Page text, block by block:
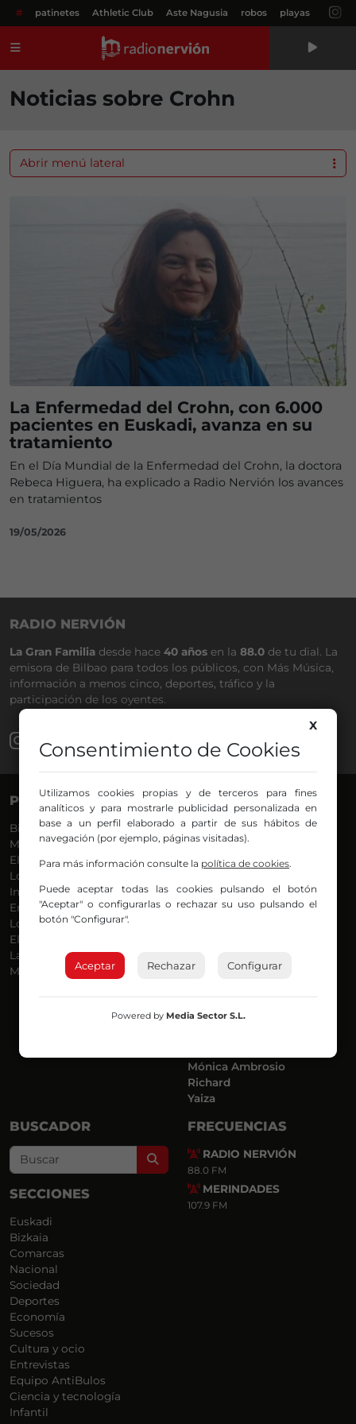
# patinetes Athletic Club Aste Nagusia robos playas
Noticias sobre Crohn
La Enfermedad del Crohn, con 6.000
pacientes en Euskadi, avanza en su
tratamiento
En el Día Mundial de la Enfermedad del Crohn, la doctora
Rebeca Higuera, ha explicado a Radio Nervión los avances
en tratamientos
19/05/2026
Abrir menú lateral
RADIO NERVIÓN
La Gran Familia desde hace 40 años en la 88.0 de tu dial. La
emisora de Bilbao para todos los públicos, con Más Música,
información a menos cinco, deportes, tráfico y la
participación de los oyentes.
PROGRAMAS
Bilbosport
Más Música
El Madrugador
Lo Más Nuevo
Informativos
En Ruta
Locos por la Música
El Supermadrugador
La Mañana de Radio Nervión
Más Madrugada
VOCES
Agurtzane
Belén Ollero
Dani
Eva Argote
Endika
Jon
Luis Carlos
Mónica Ambrosio
Richard
Yaiza
BUSCADOR
Search
SECCIONES
Euskadi
Bizkaia
Comarcas
Nacional
Sociedad
Deportes
Economía
Sucesos
Cultura y ocio
Entrevistas
Equipo AntiBulos
Ciencia y tecnología
Infantil
FRECUENCIAS
RADIO NERVIÓN
88.0 FM
MERINDADES
107.9 FM
X
Consentimiento de Cookies
Utilizamos cookies propias y de terceros para fines
analíticos y para mostrarle publicidad personalizada en
base a un perfil elaborado a partir de sus hábitos de
navegación (por ejemplo, páginas visitadas).
Para más información consulte la política de cookies.
Puede aceptar todas las cookies pulsando el botón
"Aceptar" o configurarlas o rechazar su uso pulsando el
botón "Configurar".
Aceptar Rechazar Configurar
Powered by Media Sector S.L.